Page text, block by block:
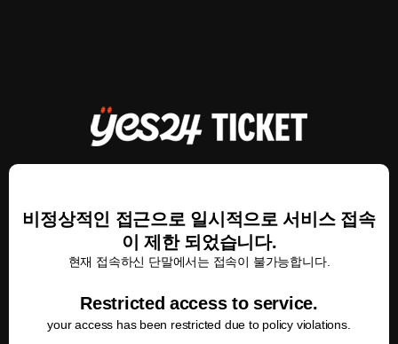
비정상적인 접근으로 일시적으로 서비스 접속
이 제한 되었습니다.
현재 접속하신 단말에서는 접속이 불가능합니다.
Restricted access to service.
your access has been restricted due to policy violations.